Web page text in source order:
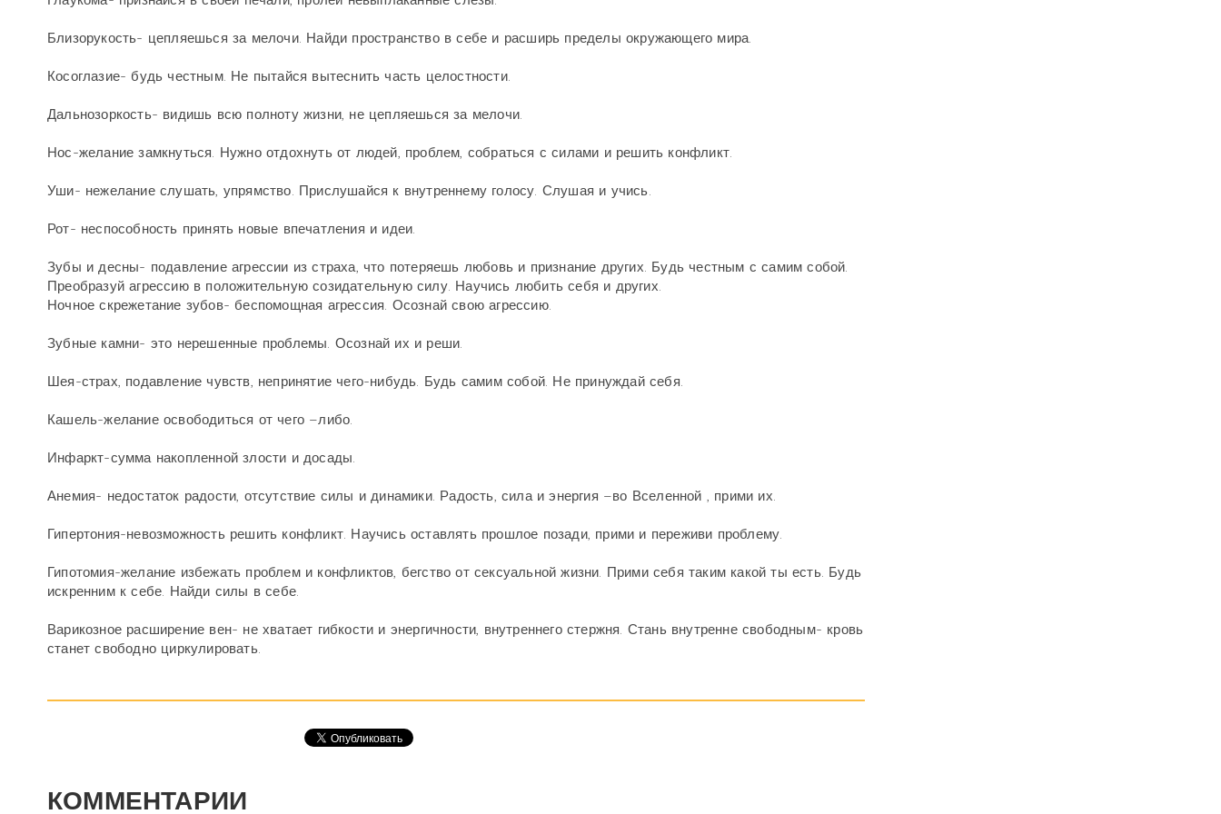
Близорукость- цепляешься за мелочи. Найди пространство в себе и расширь пределы окружающего мира.
Косоглазие- будь честным. Не пытайся вытеснить часть целостности.
Дальнозоркость- видишь всю полноту жизни, не цепляешься за мелочи.
Нос-желание замкнуться. Нужно отдохнуть от людей, проблем, собраться с силами и решить конфликт.
Уши- нежелание слушать, упрямство. Прислушайся к внутреннему голосу. Слушая и учись.
Рот- неспособность принять новые впечатления и идеи.
Зубы и десны- подавление агрессии из страха, что потеряешь любовь и признание других. Будь честным с самим собой.
Преобразуй агрессию в положительную созидательную силу. Научись любить себя и других.
Ночное скрежетание зубов- беспомощная агрессия. Осознай свою агрессию.
Зубные камни- это нерешенные проблемы. Осознай их и реши.
Шея-страх, подавление чувств, непринятие чего-нибудь. Будь самим собой. Не принуждай себя.
Кашель-желание освободиться от чего –либо.
Инфаркт-сумма накопленной злости и досады.
Анемия- недостаток радости, отсутствие силы и динамики. Радость, сила и энергия –во Вселенной , прими их.
Гипертония-невозможность решить конфликт. Научись оставлять прошлое позади, прими и переживи проблему.
Гипотомия-желание избежать проблем и конфликтов, бегство от сексуальной жизни. Прими себя таким какой ты есть. Будь
искренним к себе. Найди силы в себе.
Варикозное расширение вен- не хватает гибкости и энергичности, внутреннего стержня. Стань внутренне свободным- кровь
станет свободно циркулировать.
КОММЕНТАРИИ